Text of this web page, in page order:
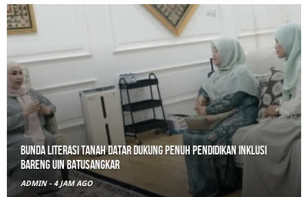
Bunda Literasi Tanah Datar Dukung Penuh Pendidikan Inklusi
Bareng UIN Batusangkar
ADMIN - 4 JAM AGO